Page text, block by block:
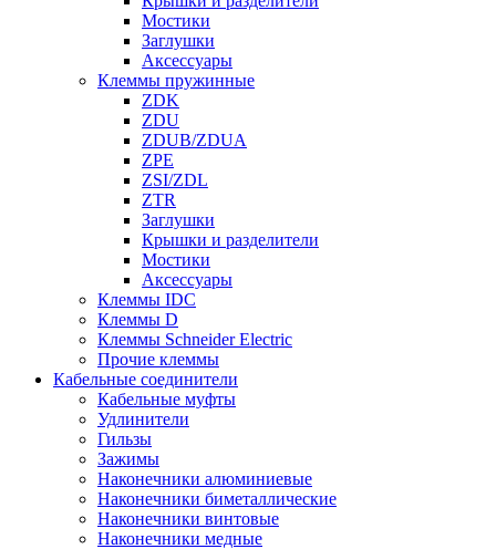
Мостики
Заглушки
Аксессуары
Клеммы пружинные
ZDK
ZDU
ZDUB/ZDUA
ZPE
ZSI/ZDL
ZTR
Заглушки
Крышки и разделители
Мостики
Аксессуары
Клеммы IDC
Клеммы D
Клеммы Schneider Electric
Прочие клеммы
Кабельные соединители
Кабельные муфты
Удлинители
Гильзы
Зажимы
Наконечники алюминиевые
Наконечники биметаллические
Наконечники винтовые
Наконечники медные